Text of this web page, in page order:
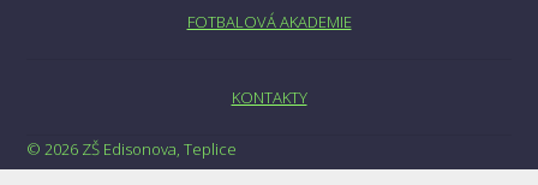
FOTBALOVÁ AKADEMIE
KONTAKTY
© 2026 ZŠ Edisonova, Teplice